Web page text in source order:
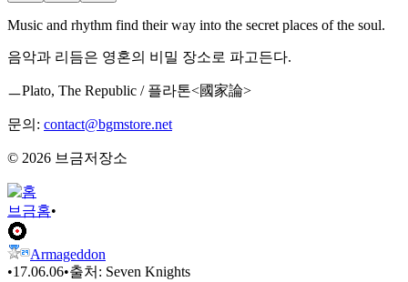
Music and rhythm find their way into the secret places of the soul.
음악과 리듬은 영혼의 비밀 장소로 파고든다.
ㅡPlato, The Republic / 플라톤<國家論>
문의: contact@bgmstore.net
© 2026 브금저장소
브금홈•
Armageddon
•17.06.06•출처: Seven Knights